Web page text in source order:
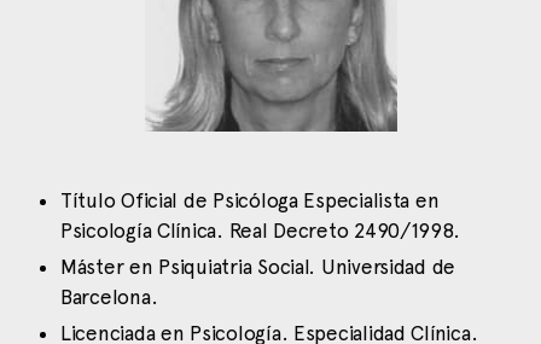
Título Oficial de Psicóloga Especialista en
Psicología Clínica. Real Decreto 2490/1998.
Máster en Psiquiatria Social. Universidad de
Barcelona.
Licenciada en Psicología. Especialidad Clínica.